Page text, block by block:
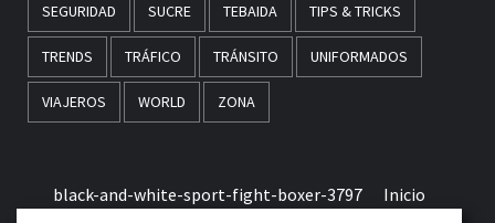
SEGURIDAD SUCRE TEBAIDA TIPS & TRICKS
TRENDS TRÁFICO TRÁNSITO UNIFORMADOS
VIAJEROS WORLD ZONA
black-and-white-sport-fight-boxer-3797 Inicio